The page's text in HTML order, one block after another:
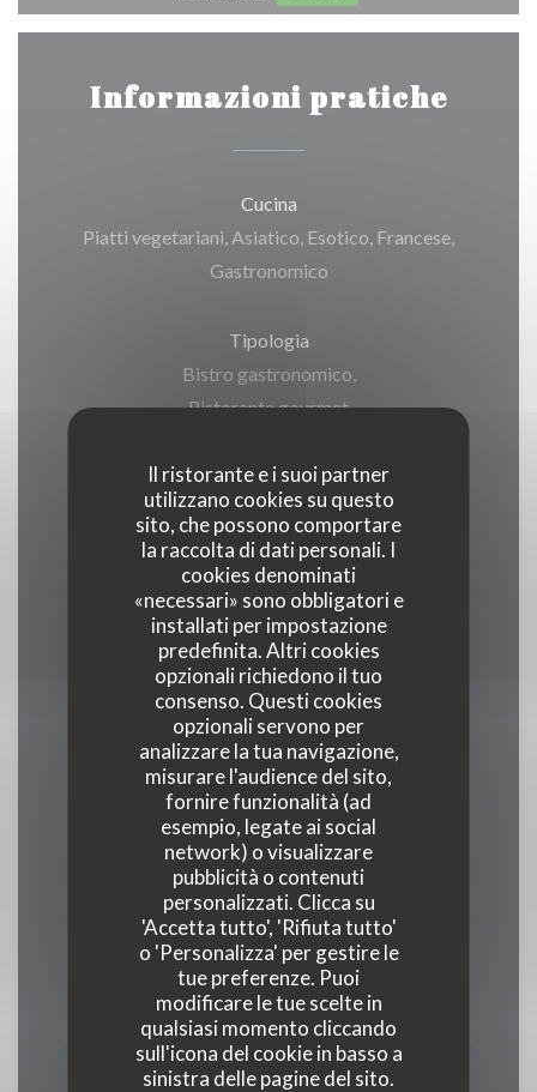
Il ristorante e i suoi partner
utilizzano cookies su questo
sito, che possono comportare
la raccolta di dati personali. I
cookies denominati
«necessari» sono obbligatori e
installati per impostazione
predefinita. Altri cookies
opzionali richiedono il tuo
consenso. Questi cookies
opzionali servono per
analizzare la tua navigazione,
misurare l'audience del sito,
fornire funzionalità (ad
esempio, legate ai social
network) o visualizzare
pubblicità o contenuti
personalizzati. Clicca su
'Accetta tutto', 'Rifiuta tutto'
o 'Personalizza' per gestire le
tue preferenze. Puoi
modificare le tue scelte in
qualsiasi momento cliccando
sull'icona del cookie in basso a
sinistra delle pagine del sito.
Informazioni pratiche
Cucina
Piatti vegetariani, Asiatico, Esotico, Francese,
Gastronomico
Tipologia
Bistro gastronomico,
Ristorante gourmet
Servizi
Menù per il pranzo
Metodo di pagamento
Eurocard / Mastercard, Contanti, Visa, Bancomat
Orari
Lunedi
Chiuso
Mar-Mer
11:45 - 14:15
Gio -Ven